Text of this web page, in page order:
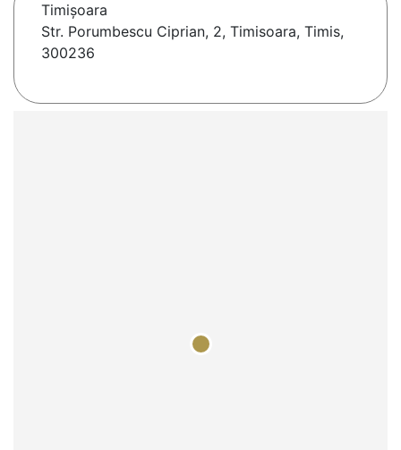
Timişoara
Str. Porumbescu Ciprian, 2, Timisoara, Timis,
300236